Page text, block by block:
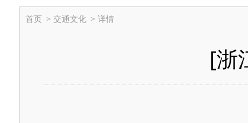
首页 > 交通文化 > 详情
[浙